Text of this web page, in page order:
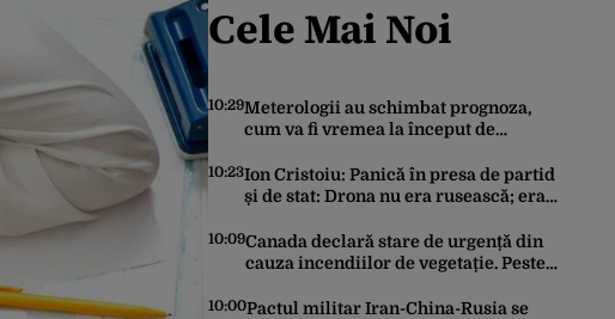
Cele Mai Noi
10:29Meterologii au schimbat prognoza,
cum va fi vremea la început de
oră pentru Gândul
10:23Ion Cristoiu: Panică în presa de partid
și de stat: Drona nu era rusească; era
10:09Canada declară stare de urgență din
cauza incendiilor de vegetație. Peste
10:00Pactul militar Iran-China-Rusia se